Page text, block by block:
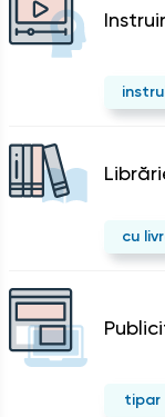
cu
tipar